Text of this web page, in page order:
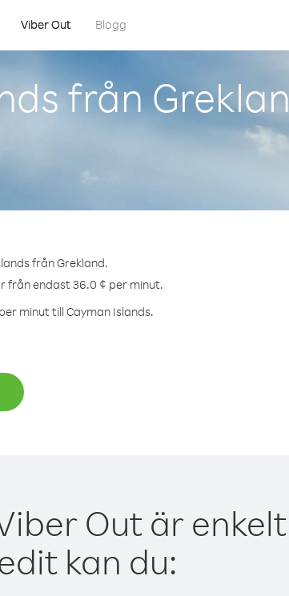
Viber Out Blogg
från
från Grekland.
från endast 36.0 ¢ per minut.
minut till Cayman Islands.
Out är
kan du: